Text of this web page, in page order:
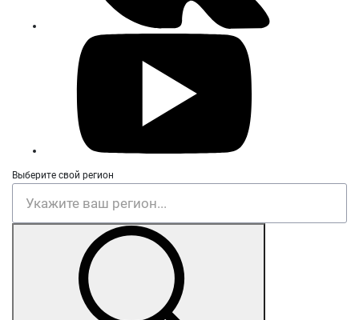
Выберите свой регион